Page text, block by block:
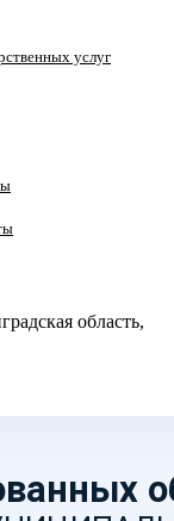
услуг
область,